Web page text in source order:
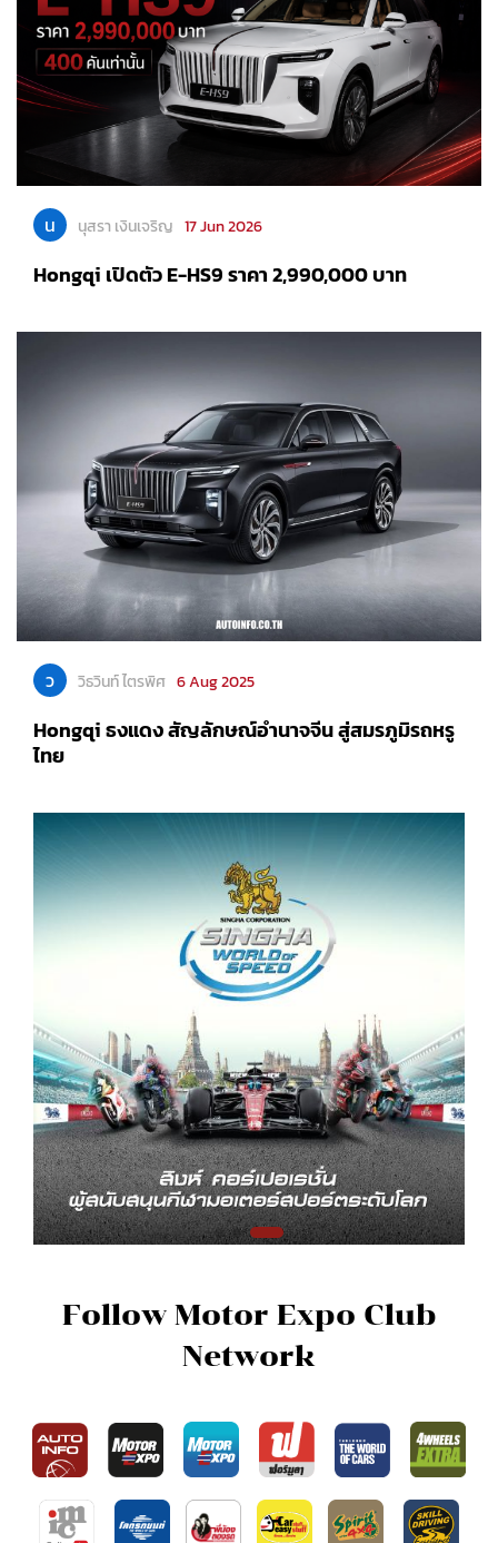
น นุสรา เงินเจริญ 17 Jun 2026
Hongqi เปิดตัว E-HS9 ราคา 2,990,000 บาท
ว วิธวินท์ ไตรพิศ 6 Aug 2025
Hongqi ธงแดง สัญลักษณ์อำนาจจีน สู่สมรภูมิรถหรู
ไทย
Follow Motor Expo Club
Network